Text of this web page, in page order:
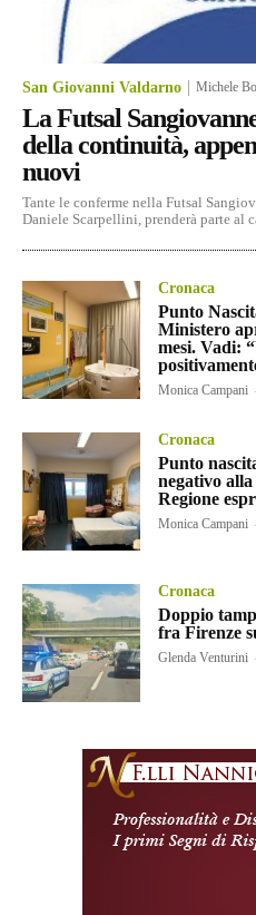
San Giovanni Valdarno Michele
La Futsal
della continuità,
nuovi
Tante le conferme nella Futsal
Daniele Scarpellini, prenderà parte al
Cronaca
Punto
Ministero
mesi. Vadi:
Monica Campani
Cronaca
Punto
negativo
Regione
Monica Campani
Cronaca
Doppio
fra Firenze
Glenda Venturini